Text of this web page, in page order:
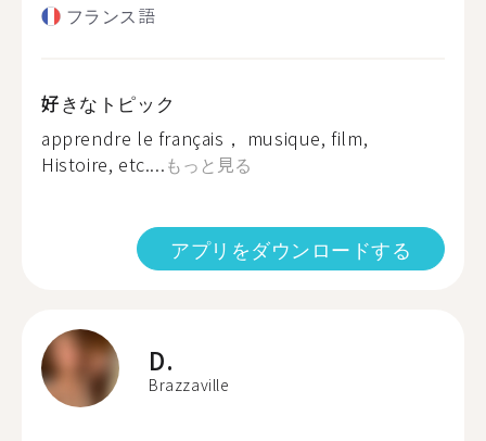
フランス語
好きなトピック
apprendre le français， musique, film,
Histoire, etc....もっと見る
アプリをダウンロードする
D.
Brazzaville